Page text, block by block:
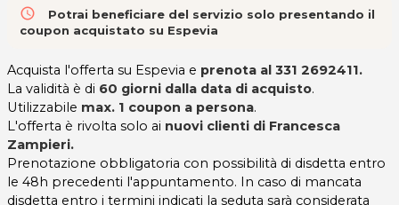
access_time
Potrai beneficiare del servizio solo presentando il
coupon acquistato su Espevia
Acquista l'offerta su Espevia e prenota al 331 2692411.
La validità è di 60 giorni dalla data di acquisto.
Utilizzabile max. 1 coupon a persona.
L'offerta è rivolta solo ai nuovi clienti di Francesca
Zampieri.
Prenotazione obbligatoria con possibilità di disdetta entro
le 48h precedenti l'appuntamento. In caso di mancata
disdetta entro i termini indicati la seduta sarà considerata